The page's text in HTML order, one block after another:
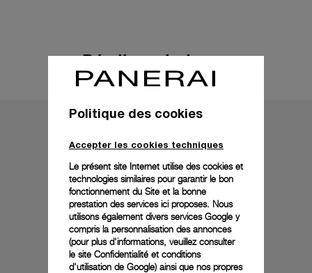
Détails techniques
Politique des cookies
Accepter les cookies techniques
Le présent site Internet utilise des cookies et
technologies similaires pour garantir le bon
fonctionnement du Site et la bonne
prestation des services ici proposes. Nous
utilisons également divers services Google y
compris la personnalisation des annonces
(pour plus d'informations, veuillez consulter
le site Confidentialité et conditions
d'utilisation de Google) ainsi que nos propres